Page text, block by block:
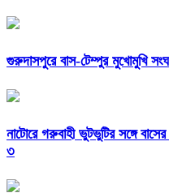
গুরুদাসপুরে বাস-টেম্পুর মুখোমুখি
নাটোরে গরুবাহী ভুটভুটির সঙ্গে
৩